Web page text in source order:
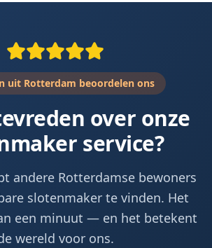
uit Rotterdam beoordelen ons
over onze
service?
andere Rotterdamse bewoners
slotenmaker te vinden. Het
een minuut — en het betekent
wereld voor ons.